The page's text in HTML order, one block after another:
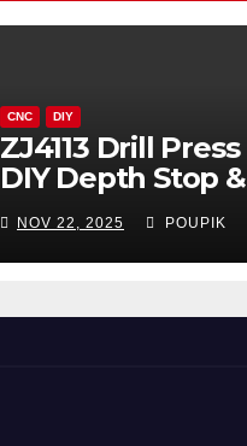
CNC DIY
ZJ4113 Drill Press
DIY Depth Stop &
Electronic Gauge
NOV 22, 2025 POUPIK